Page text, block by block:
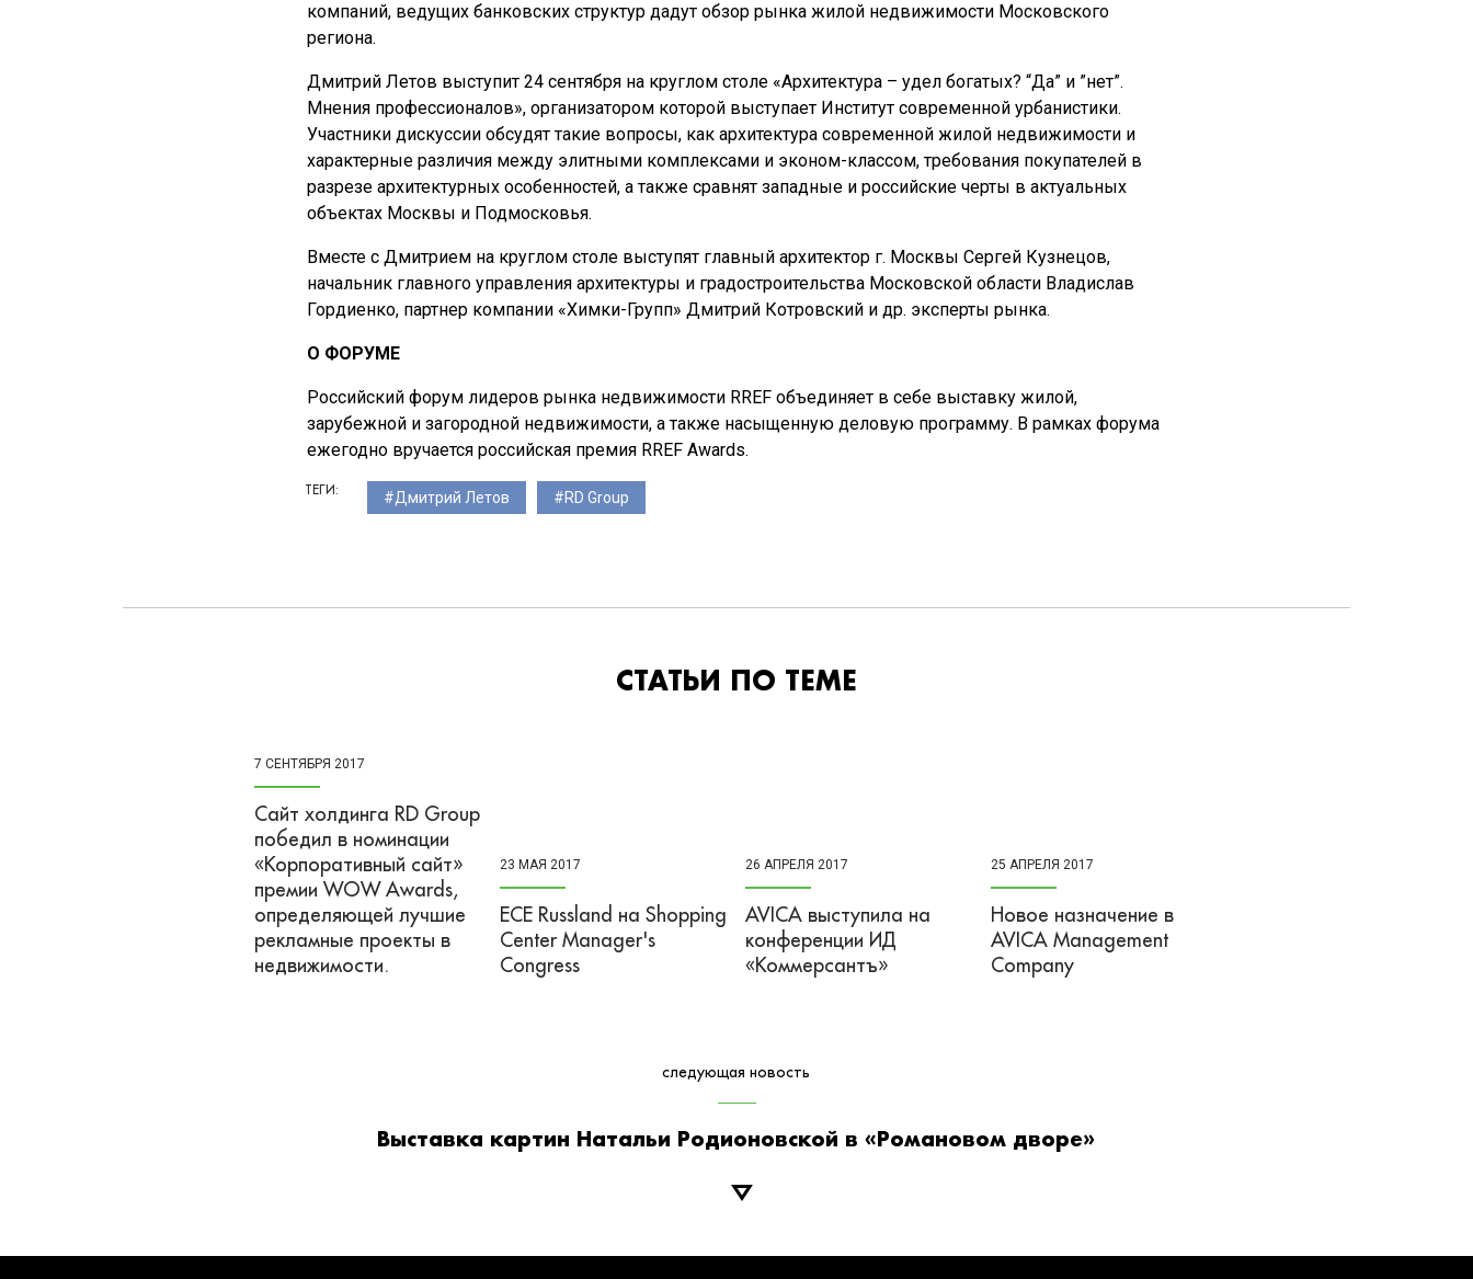
компаний, ведущих банковских структур дадут обзор рынка жилой недвижимости Московского
региона.
Дмитрий Летов выступит 24 сентября на круглом столе «Архитектура – удел богатых? “Да” и ”нет”.
Мнения профессионалов», организатором которой выступает Институт современной урбанистики.
Участники дискуссии обсудят такие вопросы, как архитектура современной жилой недвижимости и
характерные различия между элитными комплексами и эконом-классом, требования покупателей в
разрезе архитектурных особенностей, а также сравнят западные и российские черты в актуальных
объектах Москвы и Подмосковья.
Вместе с Дмитрием на круглом столе выступят главный архитектор г. Москвы Сергей Кузнецов,
начальник главного управления архитектуры и градостроительства Московской области Владислав
Гордиенко, партнер компании «Химки-Групп» Дмитрий Котровский и др. эксперты рынка.
О ФОРУМЕ
Российский форум лидеров рынка недвижимости RREF объединяет в себе выставку жилой,
зарубежной и загородной недвижимости, а также насыщенную деловую программу. В рамках форума
ежегодно вручается российская премия RREF Awards.
ТЕГИ: Дмитрий Летов RD Group
СТАТЬИ ПО ТЕМЕ
7 СЕНТЯБРЯ 2017
Сайт холдинга RD Group
победил в номинации
«Корпоративный сайт»
премии WOW Awards,
определяющей лучшие
рекламные проекты в
недвижимости.
23 МАЯ 2017
​ECE Russland на Shopping
Center Manager's
Congress
26 АПРЕЛЯ 2017
AVICA выступила на
конференции ИД
«Коммерсантъ»
25 АПРЕЛЯ 2017
Новое назначение в
AVICA Management
Company
следующая новость
Выставка картин Натальи Родионовской в «Романовом дворе»